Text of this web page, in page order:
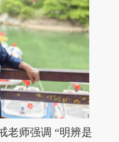
老师强调 “明辨是